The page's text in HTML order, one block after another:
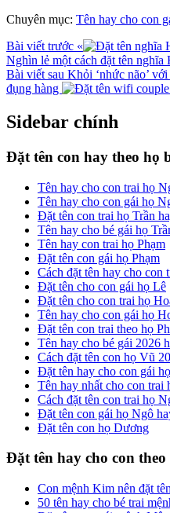
Chuyên mục: Tên hay cho con
Bài viết trước «
Nghìn lẻ một cách đặt tên nghĩa
Bài viết sau Khỏi ‘nhức não’
đụng hàng
Sidebar chính
Đặt tên con hay theo họ
Tên hay cho con trai họ
Tên hay cho con gái họ
Đặt tên con trai họ Trần
Tên hay cho bé gái họ
Tên hay con trai họ Phạm
Đặt tên con gái họ Phạm
Cách đặt tên hay cho con
Đặt tên cho con gái họ Lê
Đặt tên cho con trai họ
Tên hay cho con gái họ
Đặt tên con trai theo họ
Tên hay cho bé gái 2026
Cách đặt tên con họ Vũ
Đặt tên hay cho con gái
Tên hay nhất cho con trai
Cách đặt tên con trai họ
Đặt tên con gái họ Ngô
Đặt tên con họ Dương
Đặt tên hay cho con theo
Con mệnh Kim nên đặt
50 tên hay cho bé trai